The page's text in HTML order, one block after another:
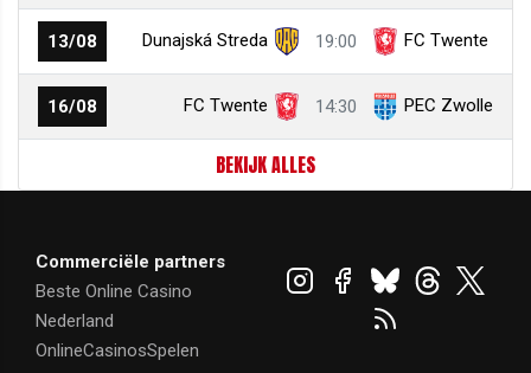
13/08 Dunajská Streda 19:00 FC Twente
16/08 FC Twente 14:30 PEC Zwolle
BEKIJK ALLES
Commerciële partners
Beste Online Casino
Nederland
OnlineCasinosSpelen